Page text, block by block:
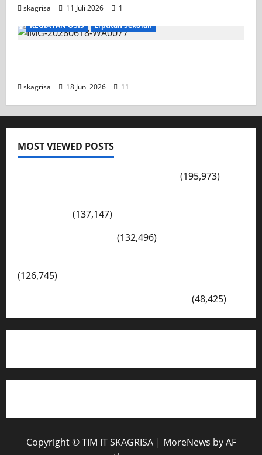
skagrisa 11 Juli 2026
1
KEGIATAN OSIS
Liputan Sekolah
skagrisa 18 Juni 2026 11
MOST VIEWED POSTS
(195,973)
(137,147)
(132,496)
(126,745)
(48,425)
Copyright © TIM IT SKAGRISA | MoreNews by AF